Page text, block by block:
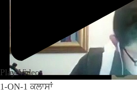
Play Video
1-ON-1 ਕਲਾਸਾਂ